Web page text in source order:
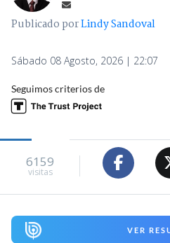
Publicado porLindy Sandoval
Sábado 08 Agosto, 2026 | 22:07
Seguimos criterios de
6159
visitas
VER